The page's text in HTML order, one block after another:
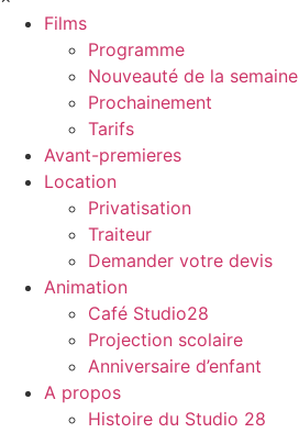
Films
Programme
Nouveauté de la semaine
Prochainement
Tarifs
Avant-premieres
Location
Privatisation
Traiteur
Demander votre devis
Animation
Café Studio28
Projection scolaire
Anniversaire d’enfant
A propos
Histoire du Studio 28